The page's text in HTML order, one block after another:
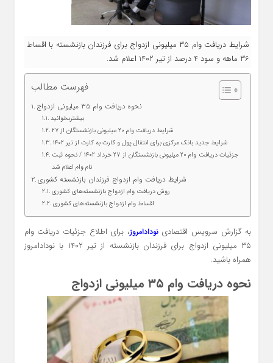
شرایط دریافت وام ۳۵ میلیونی ازدواج برای فرزندان بازنشسته با اقساط
36 ماهه و سود 4 درصد از تیر 1402 اعلام شد.
فهرست مطالب
نحوه دریافت وام ۳۵ میلیونی ازدواج
بیشتربخوانید
شرایط جدید بانک مرکزی برای انتقال پول و کارت به کارت از تیر ۱۴۰۲
جزئیات دریافت وام ۲۰ میلیونی بازنشستگان از ۲۷ خرداد ۱۴۰۲ / نحوه ثبت
نام وام اعلام شد
شرایط دریافت وام ازدواج فرزندان بازنشسته کشوری
روش دریافت وام ازدواج بازنشسته‌های کشوری
اقساط وام ازدواج بازنشسته‌های کشوری
به گزارش سرویس اقتصادی نودادامروز، برای اطلاع جزئیات دریافت وام
۳۵ میلیونی ازدواج برای فرزندان بازنشسته از تیر ۱۴۰۲ با نودادامروز
همراه باشید.
نحوه دریافت وام ۳۵ میلیونی ازدواج